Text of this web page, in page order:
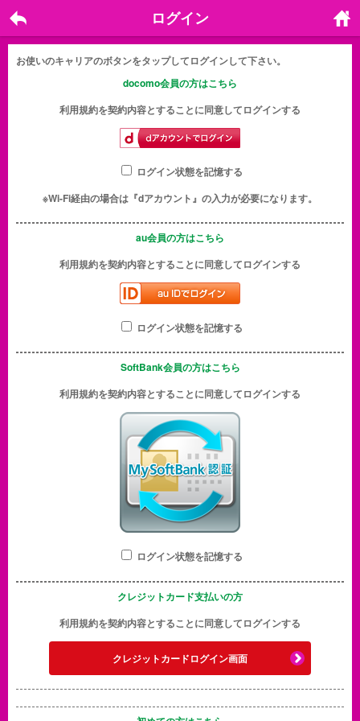
ログイン
戻る ホーム
お使いのキャリアのボタンをタップしてログインして下さい。
docomo会員の方はこちら
利用規約を契約内容とすることに同意してログインする
ログイン状態を記憶する
※Wi-Fi経由の場合は『dアカウント』の入力が必要になります。
au会員の方はこちら
利用規約を契約内容とすることに同意してログインする
ログイン状態を記憶する
SoftBank会員の方はこちら
利用規約を契約内容とすることに同意してログインする
ログイン状態を記憶する
クレジットカード支払いの方
利用規約を契約内容とすることに同意してログインする
クレジットカードログイン画面